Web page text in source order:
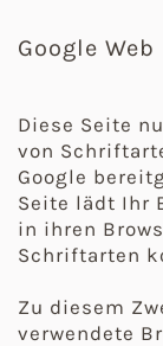
Google Web
Diese Seite
von
Google
Seite lädt Ihr
in ihren
Schriftarten
Zu diesem
verwendete